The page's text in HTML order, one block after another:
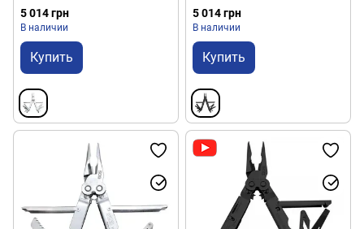
5 014 грн
В наличии
Купить
5 014 грн
В наличии
Купить